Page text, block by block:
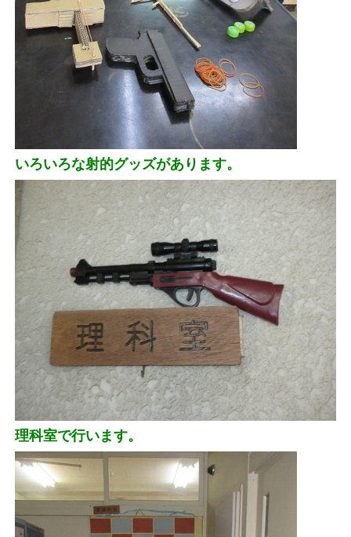
いろいろな射的グッズがあります。
理科室で行います。